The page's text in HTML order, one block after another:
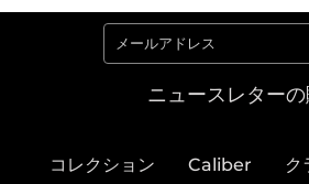
ニュースレター
コレクション Caliber
ク